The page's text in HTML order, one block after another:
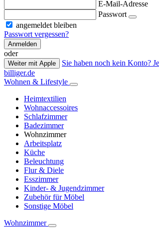
E-Mail-Adresse
Passwort
angemeldet bleiben
Passwort vergessen?
Anmelden
oder
Weiter mit Apple
Sie haben noch kein Konto?
billiger.de
Wohnen & Lifestyle
Heimtextilien
Wohnaccessoires
Schlafzimmer
Badezimmer
Wohnzimmer
Arbeitsplatz
Küche
Beleuchtung
Flur & Diele
Esszimmer
Kinder- & Jugendzimmer
Zubehör für Möbel
Sonstige Möbel
Wohnzimmer